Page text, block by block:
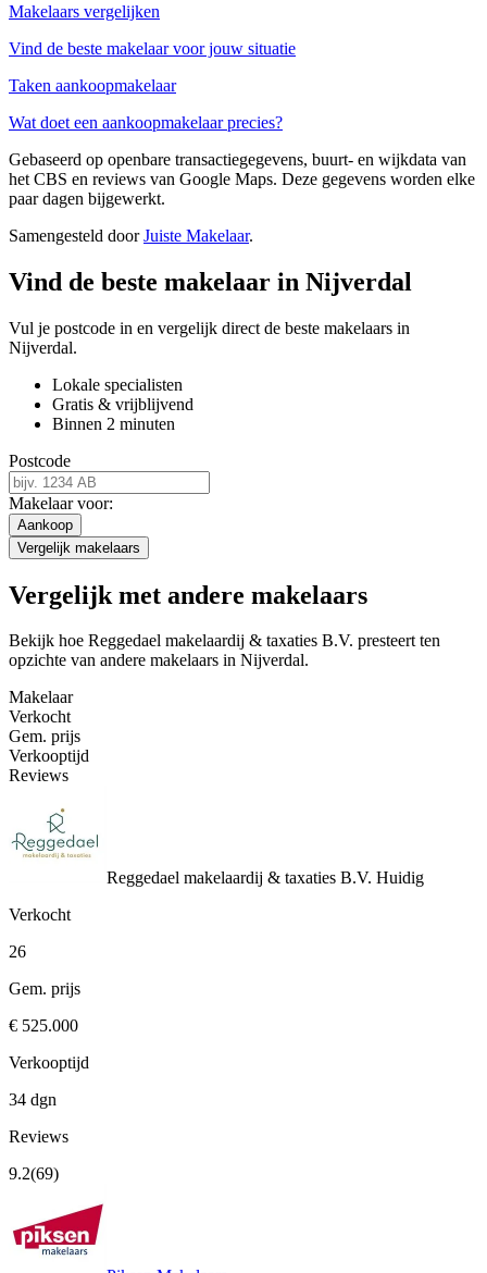
Makelaars vergelijken
Vind de beste makelaar voor jouw situatie
Taken aankoopmakelaar
Wat doet een aankoopmakelaar precies?
Gebaseerd op openbare transactiegegevens, buurt- en wijkdata van
het CBS en reviews van Google Maps. Deze gegevens worden elke
paar dagen bijgewerkt.
Samengesteld doorJuiste Makelaar.
Vind de beste makelaar in Nijverdal
Vul je postcode in en vergelijk direct de beste makelaars in
Nijverdal.
Lokale specialisten
Gratis & vrijblijvend
Binnen 2 minuten
Postcode
Makelaar voor:
Aankoop
Vergelijk makelaars
Vergelijk met andere makelaars
Bekijk hoe Reggedael makelaardij & taxaties B.V. presteert ten
opzichte van andere makelaars in Nijverdal.
Makelaar
Verkocht
Gem. prijs
Verkooptijd
Reviews
Reggedael makelaardij & taxaties B.V. Huidig
Verkocht
26
Gem. prijs
€ 525.000
Verkooptijd
34 dgn
Reviews
9.2(69)